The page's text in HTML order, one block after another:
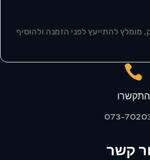
להתייעץ לפני הזמנה ולהוסיף

התקשרו
073-
קשר